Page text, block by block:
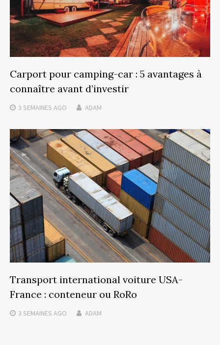
Carport pour camping-car : 5 avantages à
connaître avant d’investir
3 SEMAINES AGO ADAM
Transport international voiture USA-
France : conteneur ou RoRo
3 SEMAINES AGO ADAM